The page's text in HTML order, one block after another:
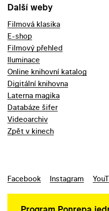
Další weby
Filmová klasika
E-shop
Filmový přehled
Iluminace
Online knihovní katalog
Digitální knihovna
Laterna magika
Databáze šifer
Videoarchiv
Zpět v kinech
Facebook Instagram